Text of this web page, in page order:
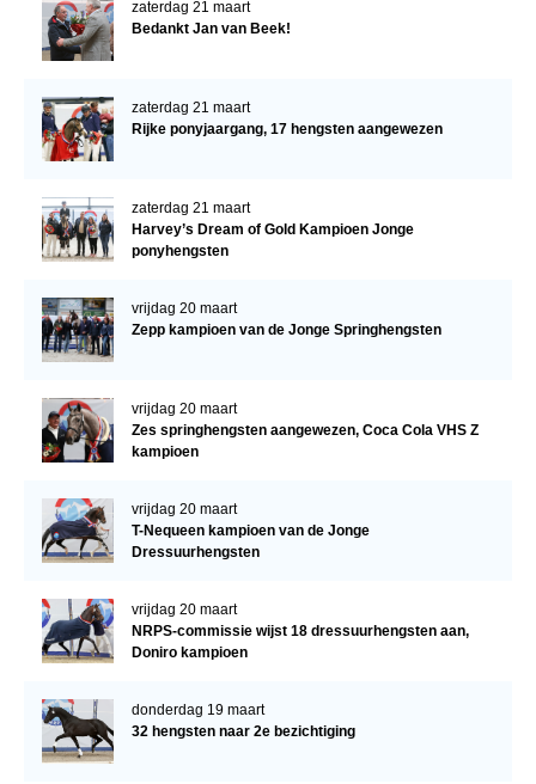
zaterdag 21 maart
Bedankt Jan van Beek!
zaterdag 21 maart
Rijke ponyjaargang, 17 hengsten aangewezen
zaterdag 21 maart
Harvey’s Dream of Gold Kampioen Jonge
ponyhengsten
vrijdag 20 maart
Zepp kampioen van de Jonge Springhengsten
vrijdag 20 maart
Zes springhengsten aangewezen, Coca Cola VHS Z
kampioen
vrijdag 20 maart
T-Nequeen kampioen van de Jonge
Dressuurhengsten
vrijdag 20 maart
NRPS-commissie wijst 18 dressuurhengsten aan,
Doniro kampioen
donderdag 19 maart
32 hengsten naar 2e bezichtiging